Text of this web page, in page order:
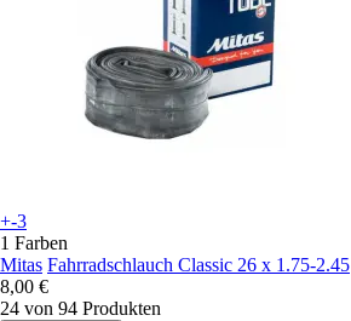
+-3
1 Farben
Mitas Fahrradschlauch Classic 26 x 1.75-2.45
8,00 €
24 von 94 Produkten